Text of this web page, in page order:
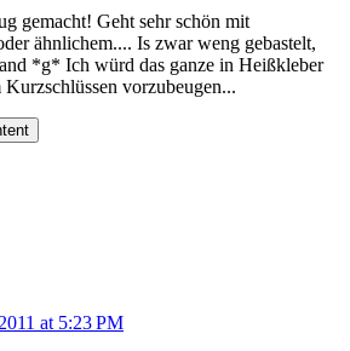
gemacht! Geht sehr schön mit
ähnlichem.... Is zwar weng gebastelt,
*g* Ich würd das ganze in Heißkleber
vorzubeugen...
at 5:23 PM